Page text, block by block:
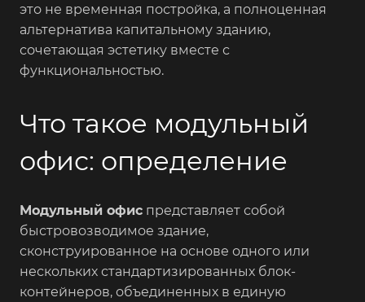
это не временная постройка, а полноценная
альтернатива капитальному зданию,
сочетающая эстетику вместе с
функциональностью.
Что такое модульный
офис: определение
Модульный офис представляет собой
быстровозводимое здание,
сконструированное на основе одного или
нескольких стандартизированных блок-
контейнеров, объединенных в единую